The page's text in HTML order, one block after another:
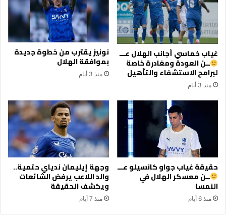
غياب خماسي أجانب الهلال عـــ
ــن العودة ومغادرة خاصة
لبرامج الاستشفاء والتأهيل
منذ 3 أيام
نونيز يقترب من خطوة جديدة
بموافقة الهلال
منذ 3 أيام
حقيقة غياب جواو كانسيلو عـــ
ــن معسكر الهلال في
النمسا
منذ 6 أيام
وجهة إيليمان ندياي حتمية..
والد اللاعب يرفض الشائعات
ويكشف الحقيقة
منذ 7 أيام